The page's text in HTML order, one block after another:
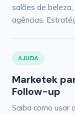
salões de beleza,
agências.
AJUDA
Marketek
Follow-up
Saiba como usar